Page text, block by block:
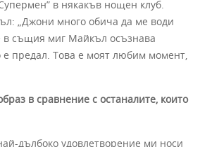
в някакъв нощен клуб.
„Джони много обича да ме води
в същия миг Майкъл осъзнава
е предал. Това е моят любим момент,
в сравнение с останалите, които
дълбоко удовлетворение ми носи